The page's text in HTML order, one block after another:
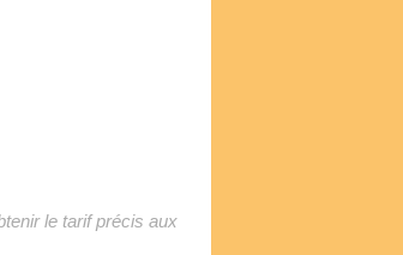
le tarif précis aux